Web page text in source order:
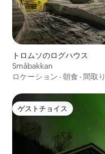
トロムソのログハウス
Småbakkan
ロケーション · 朝食 · 間取り
ゲストチョイス
ゲストチョイス